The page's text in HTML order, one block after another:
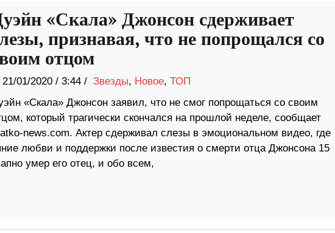
«Скала» Джонсон сдерживает
признавая, что не попрощался со
отцом
21/01/2020/ 3:44 / Звезды, Новое, ТОП
«Скала» Джонсон заявил, что не смог попрощаться со своим
который трагически скончался на прошлой неделе, сообщает
news.com. Актер сдерживал слезы в эмоциональном видео, где
любви и поддержки после известия о смерти отца Джонсона 15
умер его отец, и обо всем,